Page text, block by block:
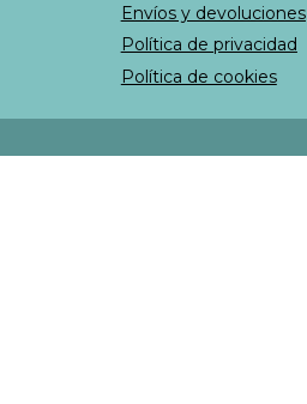
Envíos y devoluciones
Política de privacidad
Política de cookies